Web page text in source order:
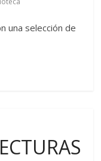
una selección de